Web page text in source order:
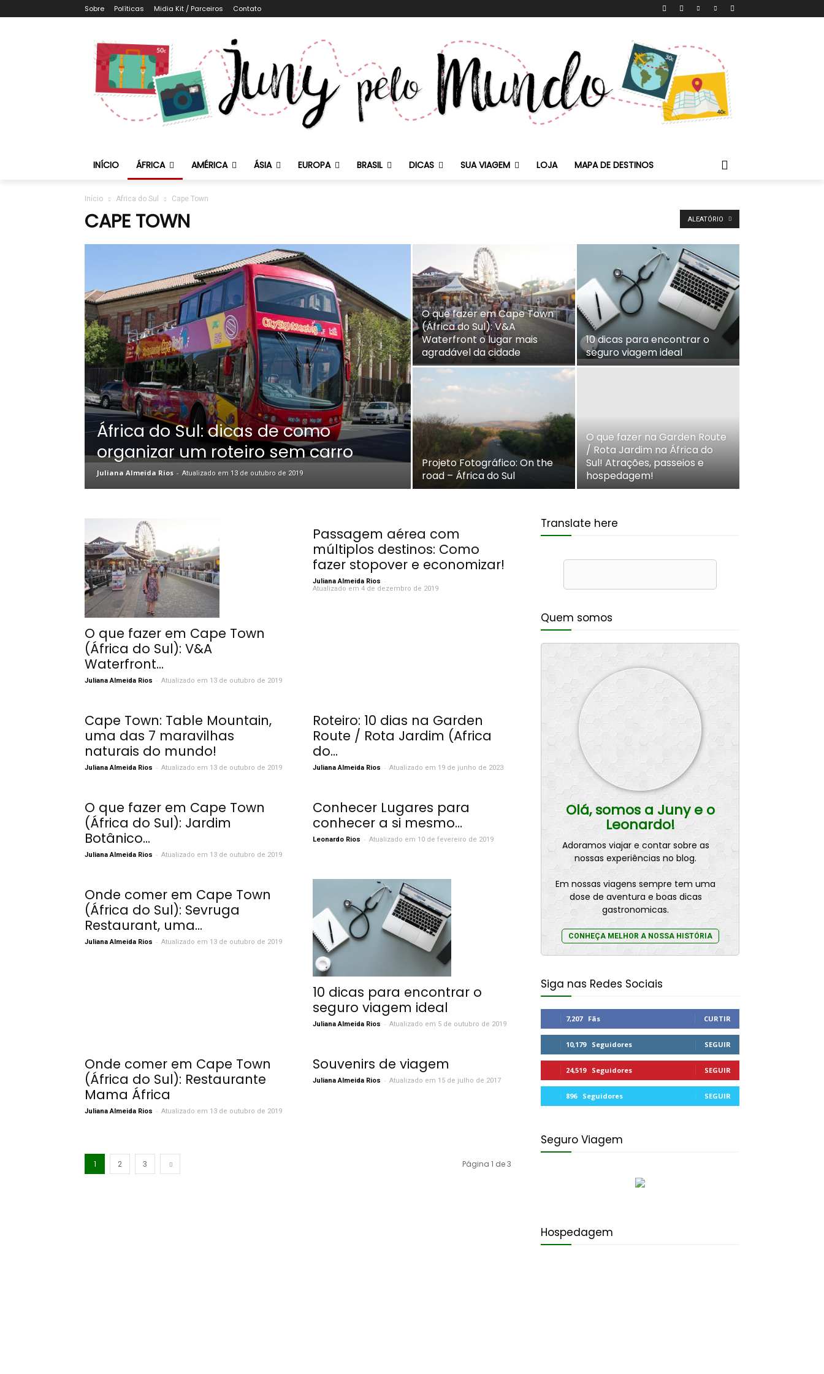
Sobre Políticas Midia Kit / Parceiros Contato
INÍCIO ÁFRICA AMÉRICA ÁSIA EUROPA BRASIL DICAS SUA VIAGEM LOJA MAPA DE DESTINOS
Início Africa do Sul Cape Town
CAPE TOWN ALEATÓRIO
África do Sul: dicas de como
organizar um roteiro sem carro
Juliana Almeida Rios - Atualizado em 13 de outubro de 2019
O que fazer em Cape Town
(África do Sul): V&A
Waterfront o lugar mais
agradável da cidade
10 dicas para encontrar o
seguro viagem ideal
Projeto Fotográfico: On the
road – África do Sul
O que fazer na Garden Route
/ Rota Jardim na África do
Sul! Atrações, passeios e
hospedagem!
O que fazer em Cape Town
(África do Sul): V&A
Waterfront...
Juliana Almeida Rios - Atualizado em 13 de outubro de 2019
Passagem aérea com
múltiplos destinos: Como
fazer stopover e economizar!
Juliana Almeida Rios -
Atualizado em 4 de dezembro de 2019
Cape Town: Table Mountain,
uma das 7 maravilhas
naturais do mundo!
Juliana Almeida Rios - Atualizado em 13 de outubro de 2019
Roteiro: 10 dias na Garden
Route / Rota Jardim (Africa
do...
Juliana Almeida Rios - Atualizado em 19 de junho de 2023
O que fazer em Cape Town
(África do Sul): Jardim
Botânico...
Juliana Almeida Rios - Atualizado em 13 de outubro de 2019
Conhecer Lugares para
conhecer a si mesmo…
Leonardo Rios - Atualizado em 10 de fevereiro de 2019
Onde comer em Cape Town
(África do Sul): Sevruga
Restaurant, uma...
Juliana Almeida Rios - Atualizado em 13 de outubro de 2019
10 dicas para encontrar o
seguro viagem ideal
Juliana Almeida Rios - Atualizado em 5 de outubro de 2019
Onde comer em Cape Town
(África do Sul): Restaurante
Mama África
Juliana Almeida Rios - Atualizado em 13 de outubro de 2019
Souvenirs de viagem
Juliana Almeida Rios - Atualizado em 15 de julho de 2017
1 2 3 Página 1 de 3
Translate here
Quem somos
Olá, somos a Juny e o
Leonardo!
Adoramos viajar e contar sobre as
nossas experiências no blog.
Em nossas viagens sempre tem uma
dose de aventura e boas dicas
gastronomicas.
CONHEÇA MELHOR A NOSSA HISTÓRIA
Siga nas Redes Sociais
7,207 Fãs CURTIR
10,179 Seguidores SEGUIR
24,519 Seguidores SEGUIR
896 Seguidores SEGUIR
Seguro Viagem
Hospedagem